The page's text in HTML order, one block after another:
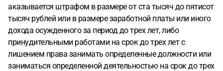
аказывается штрафом в размере от ста тысяч до пятисот
тысяч рублей или в размере заработной платы или иного
дохода осужденного за период до трех лет, либо
принудительными работами на срок до трех лет с
лишением права занимать определенные должности или
заниматься определенной деятельностью на срок до трех